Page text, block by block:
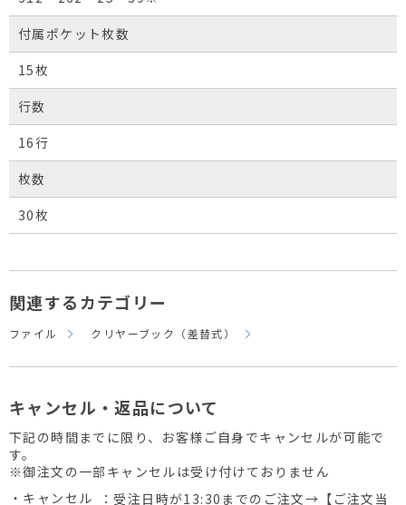
付属ポケット枚数
15枚
行数
16行
枚数
30枚
関連するカテゴリー
ファイル クリヤーブック（差替式）
キャンセル・返品について
下記の時間までに限り、お客様ご自身でキャンセルが可能で
す。
※御注文の一部キャンセルは受け付けておりません
・キャンセル
：受注日時が13:30までのご注文→【ご注文当